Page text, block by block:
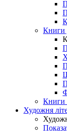
Книги
Книги
Художня